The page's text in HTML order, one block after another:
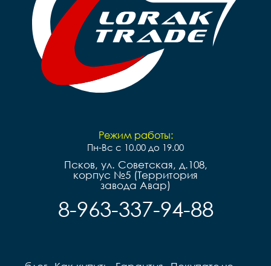
Режим работы:
Пн-Вс с 10.00 до 19.00
Псков, ул. Советская, д.108,
корпус №5 (Территория
завода Авар)
8-963-337-94-88